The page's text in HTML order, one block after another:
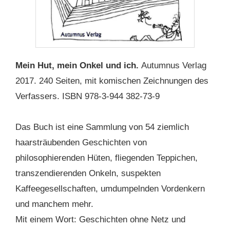
Mein Hut, mein Onkel und ich. Autumnus Verlag
2017. 240 Seiten, mit komischen Zeichnungen des
Verfassers. ISBN 978-3-944 382-73-9
Das Buch ist eine Sammlung von 54 ziemlich
haarsträubenden Geschichten von
philosophierenden Hüten, fliegenden Teppichen,
transzendierenden Onkeln, suspekten
Kaffeegesellschaften, umdumpelnden Vordenkern
und manchem mehr.
Mit einem Wort: Geschichten ohne Netz und